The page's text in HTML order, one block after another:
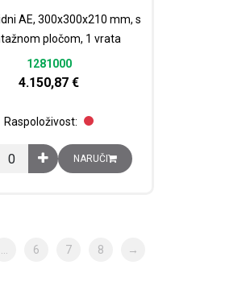
pločom, 1 vrata količina
AE, 300x300x210 mm, s
pločom, 1 vrata
1281000
4.150,87 €
Raspoloživost:
Ormar zidni AE, 300x300x210 mm, s
NARUČI
… 6 7 8 →